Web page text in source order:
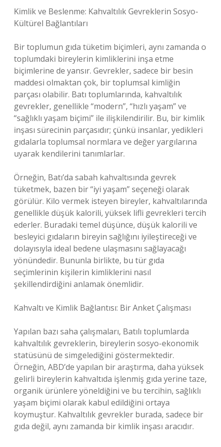
Kimlik ve Beslenme: Kahvaltılık Gevreklerin Sosyo-
Kültürel Bağlantıları
Bir toplumun gıda tüketim biçimleri, aynı zamanda o
toplumdaki bireylerin kimliklerini inşa etme
biçimlerine de yansır. Gevrekler, sadece bir besin
maddesi olmaktan çok, bir toplumsal kimliğin
parçası olabilir. Batı toplumlarında, kahvaltılık
gevrekler, genellikle “modern”, “hızlı yaşam” ve
“sağlıklı yaşam biçimi” ile ilişkilendirilir. Bu, bir kimlik
inşası sürecinin parçasıdır; çünkü insanlar, yedikleri
gıdalarla toplumsal normlara ve değer yargılarına
uyarak kendilerini tanımlarlar.
Örneğin, Batı’da sabah kahvaltısında gevrek
tüketmek, bazen bir “iyi yaşam” seçeneği olarak
görülür. Kilo vermek isteyen bireyler, kahvaltılarında
genellikle düşük kalorili, yüksek lifli gevrekleri tercih
ederler. Buradaki temel düşünce, düşük kalorili ve
besleyici gıdaların bireyin sağlığını iyileştireceği ve
dolayısıyla ideal bedene ulaşmasını sağlayacağı
yönündedir. Bununla birlikte, bu tür gıda
seçimlerinin kişilerin kimliklerini nasıl
şekillendirdiğini anlamak önemlidir.
Kahvaltı ve Kimlik Bağlantısı: Bir Anket Çalışması
Yapılan bazı saha çalışmaları, Batılı toplumlarda
kahvaltılık gevreklerin, bireylerin sosyo-ekonomik
statüsünü de simgelediğini göstermektedir.
Örneğin, ABD’de yapılan bir araştırma, daha yüksek
gelirli bireylerin kahvaltıda işlenmiş gıda yerine taze,
organik ürünlere yöneldiğini ve bu tercihin, sağlıklı
yaşam biçimi olarak kabul edildiğini ortaya
koymuştur. Kahvaltılık gevrekler burada, sadece bir
gıda değil, aynı zamanda bir kimlik inşası aracıdır.